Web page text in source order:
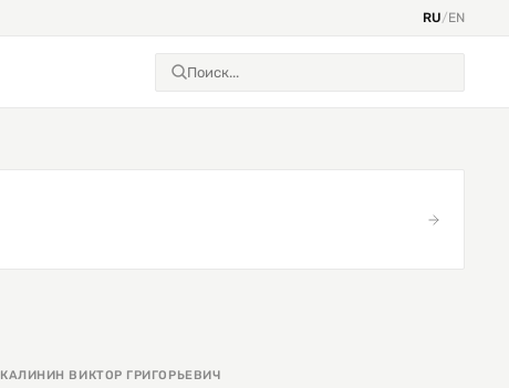
RU/EN
КАЛИНИН ВИКТОР ГРИГОРЬЕВИЧ